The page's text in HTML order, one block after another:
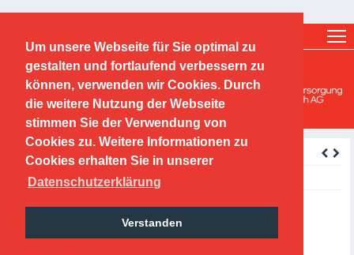
Um unsere Webseite für Sie optimal zu
gestalten und fortlaufend verbessern zu
können, verwenden wir Cookies. Durch
die weitere Nutzung der Webseite
stimmen Sie der Verwendung von
Cookies zu. Weitere Informationen zu
Cookies erhalten Sie in unserer
Datenschutzerklärung
Verstanden
O.F.C. Kickers 1901 e.V.
Handballabteilung
20.11.2016; mB: OFC - HSG
Preagberg 27:33 (15:15)
zurück
Tuesday, 22.11.2016